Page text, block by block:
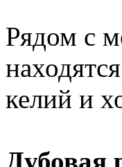
Рядом с
келий и
Дубовая